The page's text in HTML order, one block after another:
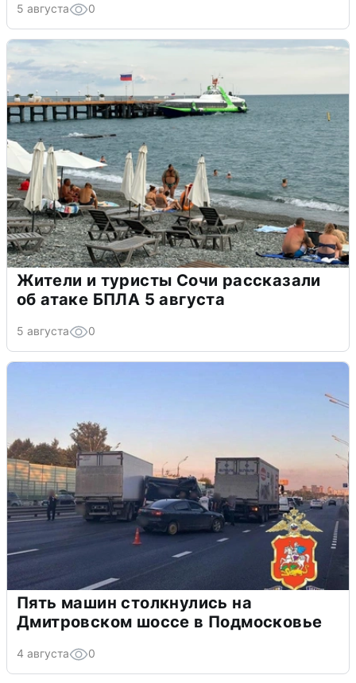
5 августа 0
Жители и туристы Сочи рассказали
об атаке БПЛА 5 августа
5 августа 0
Пять машин столкнулись на
Дмитровском шоссе в Подмосковье
4 августа 0